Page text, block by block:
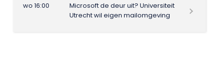
wo 16:00
Microsoft de deur uit? Universiteit
Utrecht wil eigen mailomgeving